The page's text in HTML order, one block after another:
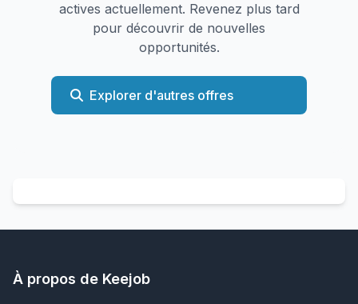
actives actuellement. Revenez plus tard
pour découvrir de nouvelles
opportunités.
Explorer d'autres offres
À propos de Keejob